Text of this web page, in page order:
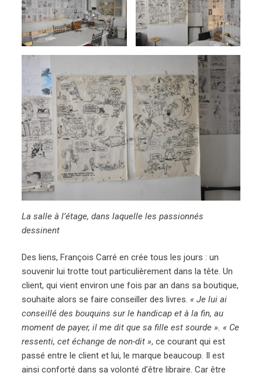
La salle à l’étage, dans laquelle les passionnés
dessinent
Des liens, François Carré en crée tous les jours : un
souvenir lui trotte tout particulièrement dans la tête. Un
client, qui vient environ une fois par an dans sa boutique,
souhaite alors se faire conseiller des livres.« Je lui ai
conseillé des bouquins sur le handicap et à la fin, au
moment de payer, il me dit que sa fille est sourde ». « Ce
ressenti, cet échange de non-dit », ce courant qui est
passé entre le client et lui, le marque beaucoup. Il est
ainsi conforté dans sa volonté d’être libraire. Car être